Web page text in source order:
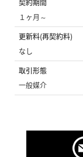
契約期間
１ヶ月～
更新料(再契約料)
なし
取引形態
一般媒介